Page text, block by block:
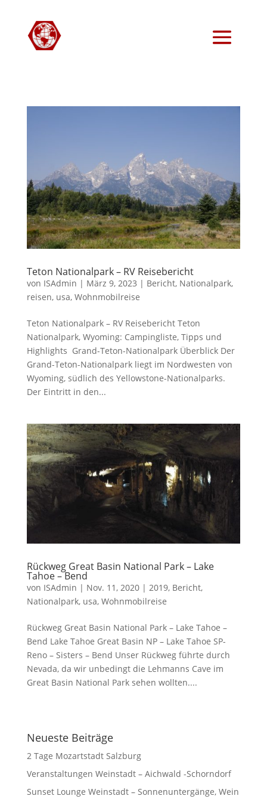
Teton Nationalpark – RV Reisebericht
von ISAdmin | März 9, 2023 | Bericht, Nationalpark,
reisen, usa, Wohnmobilreise
Teton Nationalpark – RV Reisebericht Teton
Nationalpark, Wyoming: Campingliste, Tipps und
Highlights Grand-Teton-Nationalpark Überblick Der
Grand-Teton-Nationalpark liegt im Nordwesten von
Wyoming, südlich des Yellowstone-Nationalparks.
Der Eintritt in den...
Rückweg Great Basin National Park – Lake
Tahoe – Bend
von ISAdmin | Nov. 11, 2020| 2019, Bericht,
Nationalpark, usa, Wohnmobilreise
Rückweg Great Basin National Park – Lake Tahoe –
Bend Lake Tahoe Great Basin NP – Lake Tahoe SP-
Reno – Sisters – Bend Unser Rückweg führte durch
Nevada, da wir unbedingt die Lehmanns Cave im
Great Basin National Park sehen wollten....
Neueste Beiträge
2 Tage Mozartstadt Salzburg
Veranstaltungen Weinstadt – Aichwald -Schorndorf
Sunset Lounge Weinstadt – Sonnenuntergänge, Wein